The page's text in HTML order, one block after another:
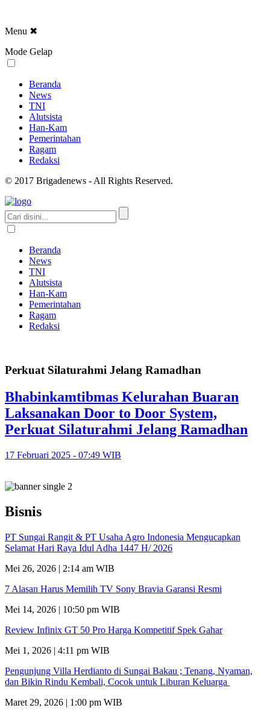
Menu ✖
Mode Gelap
Beranda
News
TNI
Alutsista
Han-Kam
Pemerintahan
Ragam
Redaksi
© 2017 Brigadenews - All Rights Reserved.
Beranda
News
TNI
Alutsista
Han-Kam
Pemerintahan
Ragam
Redaksi
Perkuat Silaturahmi Jelang Ramadhan
Bhabinkamtibmas Kelurahan Buaran
Laksanakan Door to Door System,
Perkuat Silaturahmi Jelang Ramadhan
17 Februari 2025 - 07:49 WIB
Bisnis
PT Sungai Rangit & PT Usaha Agro Indonesia Mengucapkan
Selamat Hari Raya Idul Adha 1447 H/ 2026
Mei 26, 2026 | 2:14 am WIB
7 Alasan Harus Memilih TV Sony Bravia Garansi Resmi
Mei 14, 2026 | 10:50 pm WIB
Review Infinix GT 50 Pro Harga Kompetitif Spek Gahar
Mei 1, 2026 | 4:11 pm WIB
Pengunjung Villa Herdianto di Sungai Bakau ; Tenang, Nyaman,
dan Bikin Rindu Kembali, Cocok untuk Liburan Keluarga
Maret 29, 2026 | 1:00 pm WIB